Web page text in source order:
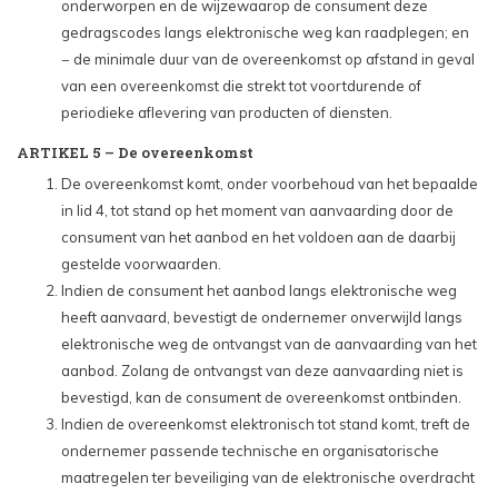
onderworpen en de wijzewaarop de consument deze
gedragscodes langs elektronische weg kan raadplegen; en
− de minimale duur van de overeenkomst op afstand in geval
van een overeenkomst die strekt tot voortdurende of
periodieke aflevering van producten of diensten.
ARTIKEL 5 – De overeenkomst
De overeenkomst komt, onder voorbehoud van het bepaalde
in lid 4, tot stand op het moment van aanvaarding door de
consument van het aanbod en het voldoen aan de daarbij
gestelde voorwaarden.
Indien de consument het aanbod langs elektronische weg
heeft aanvaard, bevestigt de ondernemer onverwijld langs
elektronische weg de ontvangst van de aanvaarding van het
aanbod. Zolang de ontvangst van deze aanvaarding niet is
bevestigd, kan de consument de overeenkomst ontbinden.
Indien de overeenkomst elektronisch tot stand komt, treft de
ondernemer passende technische en organisatorische
maatregelen ter beveiliging van de elektronische overdracht